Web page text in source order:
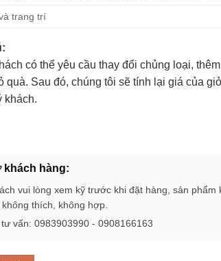
trang trí
có thể yêu cầu thay đổi chủng loại,
quà. Sau đó, chúng tôi sẽ tính lại giá của
khách.
khách hàng:
vui lòng xem kỹ trước khi đặt hàng, sản phẩm
thích, không hợp.
tư vấn: 0983903990 - 0908166163